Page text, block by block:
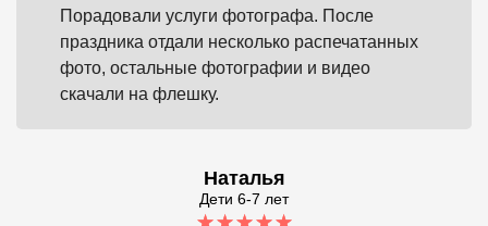
Порадовали услуги фотографа. После
праздника отдали несколько распечатанных
фото, остальные фотографии и видео
скачали на флешку.
Наталья
Дети 6-7 лет